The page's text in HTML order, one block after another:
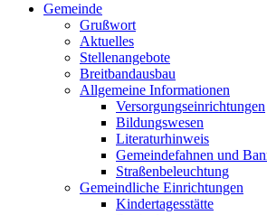
Gemeinde
Grußwort
Aktuelles
Stellenangebote
Breitbandausbau
Allgemeine Informationen
Versorgungseinrichtungen
Bildungswesen
Literaturhinweis
Gemeindefahnen und
Straßenbeleuchtung
Gemeindliche Einrichtungen
Kindertagesstätte